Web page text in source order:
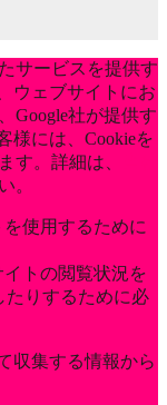
サービスを提供す
ウェブサイトにお
Google社が提供す
様には、Cookieを
す。詳細は、
。
使用するために
トの閲覧状況を
たりするために必
収集する情報から